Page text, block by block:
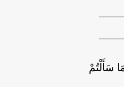
سَأَلْتُمْ